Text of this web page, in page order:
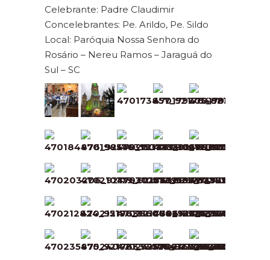
Celebrante: Padre Claudimir
Concelebrantes: Pe. Arildo, Pe. Sildo
Local: Paróquia Nossa Senhora do
Rosário – Nereu Ramos – Jaraguá do
Sul – SC